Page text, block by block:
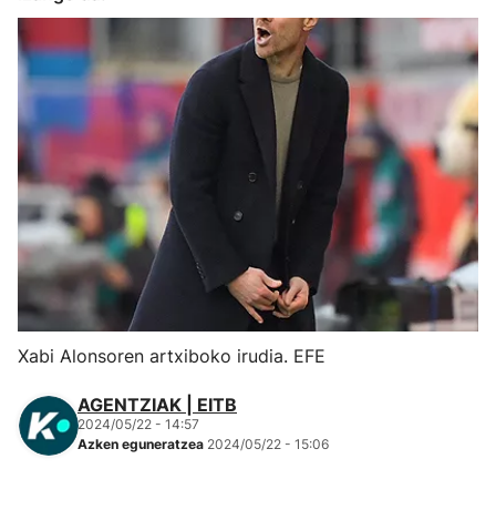
Herri-kirolak
Eskubaloia
Kirolak 360
Atletismoa
Mendi-lasterketak
Kirol gehiago
"Helmuga"
Xabi Alonsoren artxiboko irudia. EFE
AGENTZIAK | EITB
2024/05/22 - 14:57
Azken eguneratzea 2024/05/22 - 15:06